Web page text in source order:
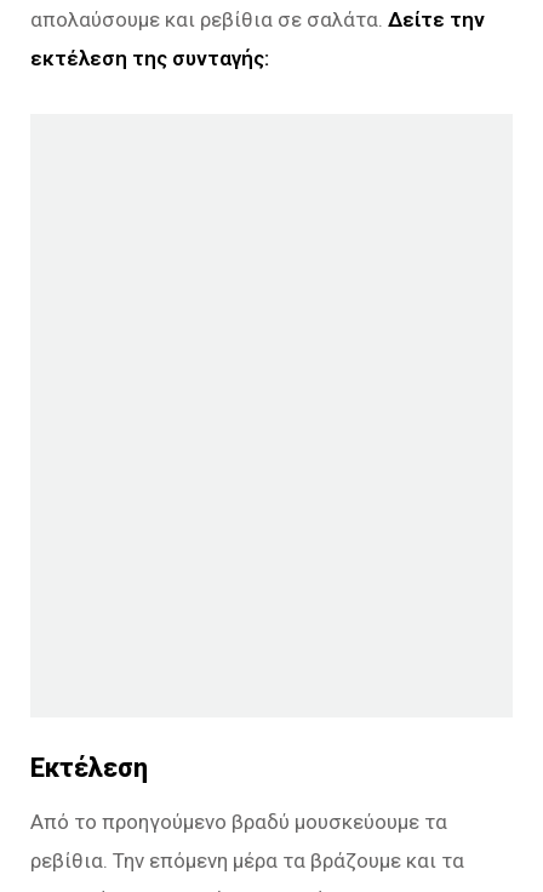
απολαύσουμε και ρεβίθια σε σαλάτα. Δείτε την
εκτέλεση της συνταγής:
Εκτέλεση
Από το προηγούμενο βραδύ μουσκεύουμε τα
ρεβίθια. Την επόμενη μέρα τα βράζουμε και τα